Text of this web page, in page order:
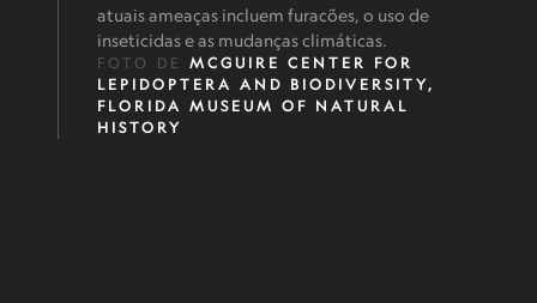
atuais ameaças incluem furacões, o uso de
inseticidas e as mudanças climáticas.
FOTO DE MCGUIRE CENTER FOR
LEPIDOPTERA AND BIODIVERSITY,
FLORIDA MUSEUM OF NATURAL
HISTORY